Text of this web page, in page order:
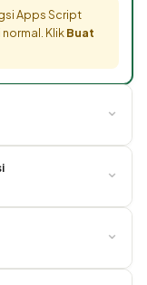
Apps Script
KlikBuat
⌄
⌄
⌄